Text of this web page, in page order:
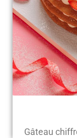
Gâteau